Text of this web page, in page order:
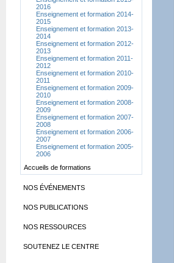
2016
Enseignement et formation 2014-
2015
Enseignement et formation 2013-
2014
Enseignement et formation 2012-
2013
Enseignement et formation 2011-
2012
Enseignement et formation 2010-
2011
Enseignement et formation 2009-
2010
Enseignement et formation 2008-
2009
Enseignement et formation 2007-
2008
Enseignement et formation 2006-
2007
Enseignement et formation 2005-
2006
Accueils de formations
NOS ÉVÉNEMENTS
NOS PUBLICATIONS
NOS RESSOURCES
SOUTENEZ LE CENTRE